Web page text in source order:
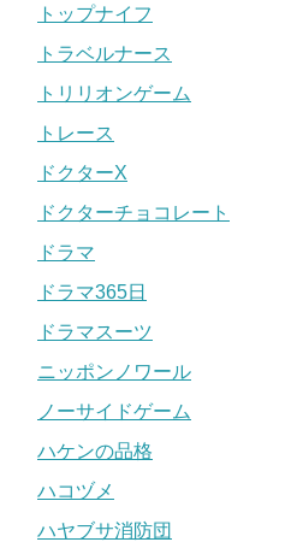
トップナイフ
トラベルナース
トリリオンゲーム
トレース
ドクターX
ドクターチョコレート
ドラマ
ドラマ365日
ドラマスーツ
ニッポンノワール
ノーサイドゲーム
ハケンの品格
ハコヅメ
ハヤブサ消防団